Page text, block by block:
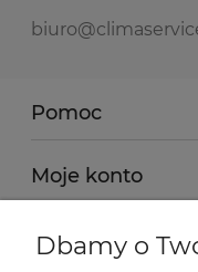
Pomoc
Moje konto
Płatności i
Dbamy o